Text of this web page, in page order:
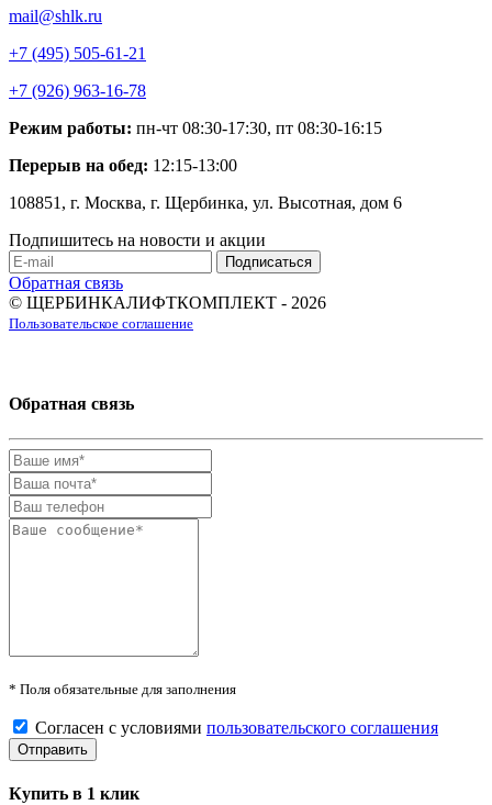
mail@shlk.ru
+7 (495) 505-61-21
+7 (926) 963-16-78
Режим работы: пн-чт 08:30-17:30, пт 08:30-16:15
Перерыв на обед: 12:15-13:00
108851, г. Москва, г. Щербинка, ул. Высотная, дом 6
Подпишитесь на новости и акции
Обратная связь
© ЩЕРБИНКАЛИФТКОМПЛЕКТ - 2026
Пользовательское соглашение
Обратная связь
* Поля обязательные для заполнения
Согласен с условиями пользовательского соглашения
Купить в 1 клик